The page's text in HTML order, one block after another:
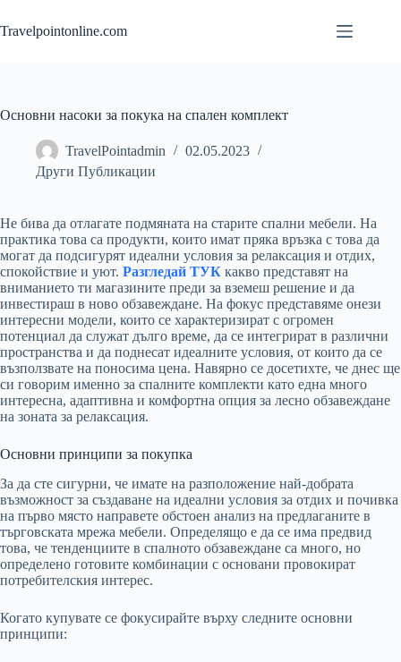
to
content
Travelpointonline.com
Основни насоки за покука на спален комплект
TravelPointadmin
02.05.2023
Други Публикации
Не бива да отлагате подмяната на старите спални мебели. На
практика това са продукти, които имат пряка връзка с това да
могат да подсигурят идеални условия за релаксация и отдих,
спокойствие и уют. Разгледай ТУК какво представят на
вниманието ти магазините преди за вземеш решение и да
инвестираш в ново обзавеждане. На фокус представяме онези
интересни модели, които се характеризират с огромен
потенциал да служат дълго време, да се интегрират в различни
пространства и да поднесат идеалните условия, от които да се
възползвате на поносима цена. Навярно се досетихте, че днес ще
си говорим именно за спалните комплекти като една много
интересна, адаптивна и комфортна опция за лесно обзавеждане
на зоната за релаксация.
Основни принципи за покупка
За да сте сигурни, че имате на разположение най-добрата
възможност за създаване на идеални условия за отдих и почивка
на първо място направете обстоен анализ на предлаганите в
търговската мрежа мебели. Определящо е да се има предвид
това, че тенденциите в спалното обзавеждане са много, но
определено готовите комбинации с основани провокират
потребителския интерес.
Когато купувате се фокусирайте върху следните основни
принципи: